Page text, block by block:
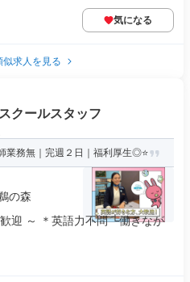
気になる
似求人を見る
クールスタッフ
業務無｜完週２日｜福利厚生◎⭐
の森
迎 ～ ＊英語力不問 └働きなが